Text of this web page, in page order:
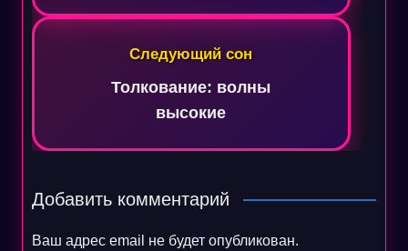
Следующий сон
Толкование: волны
высокие
Добавить комментарий
Ваш адрес email не будет опубликован.